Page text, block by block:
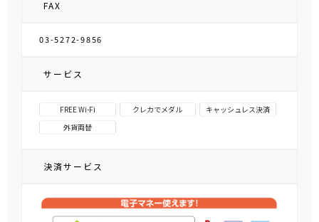
FAX
03-5272-9856
サービス
FREE Wi-Fi クレカでメダル
キャッシュレス決済
外貨両替
決済サービス